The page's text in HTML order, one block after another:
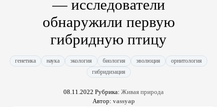
— исследователи
обнаружили первую
гибридную птицу
генетика наука экология биология эволюция
орнитология
гибридизация
08.11.2022 Рубрика: Живая природа
Автор: vassyap